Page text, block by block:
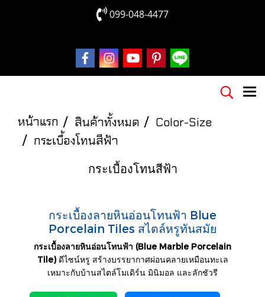
099-048-4477
หน้าแรก สินค้าทั้งหมด
Color-Size
กระเบื้องโทนสีฟ้า
กระเบื้องโทนสีฟ้า
กระเบื้องลายหินอ่อนโทนฟ้า Blue
Porcelain Tiles สไตล์หรูทันสมัย
กระเบื้องลายหินอ่อนโทนฟ้า (Blue Marble Porcelain
Tile)ดีไซน์หรู สร้างบรรยากาศผ่อนคลายเหมือนทะเล
เหมาะกับบ้านสไตล์โมเดิร์น มินิมอล และลักชัวรี